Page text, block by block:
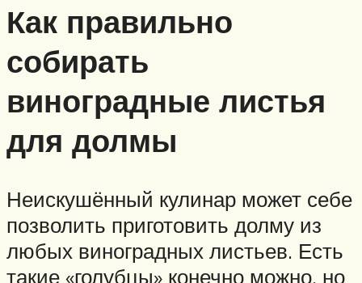
Как правильно
собирать
виноградные листья
для долмы
Неискушённый кулинар может себе
позволить приготовить долму из
любых виноградных листьев. Есть
такие «голубцы» конечно можно, но